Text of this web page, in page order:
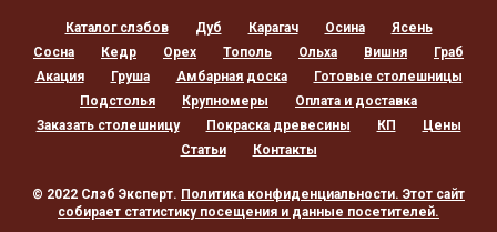
Каталог слэбов Дуб Карагач Осина
Ясень
Сосна
Кедр Орех Тополь Ольха Вишня
Граб
Акация
Груша Амбарная доска
Готовые столешницы
Подстолья
Крупномеры
Оплата и доставка
Заказать столешницу
Покраска древесины КП
Цены
Статьи
Контакты
© 2022 Слэб Эксперт. Политика конфиденциальности. Этот сайт
собирает статистику посещения и данные посетителей.